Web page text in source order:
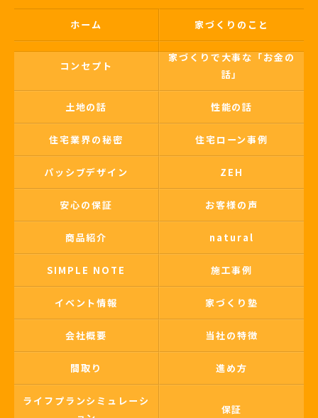
ホーム 家づくりのこと
コンセプト
家づくりで大事な「お金の
話」
土地の話 性能の話
住宅業界の秘密 住宅ローン事例
パッシブデザイン ZEH
安心の保証 お客様の声
商品紹介 natural
SIMPLE NOTE 施工事例
イベント情報 家づくり塾
会社概要 当社の特徴
間取り 進め方
ライフプランシミュレーシ
保証